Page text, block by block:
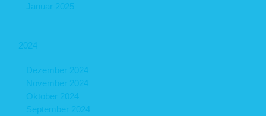
Januar 2025
2024
Dezember 2024
November 2024
Oktober 2024
September 2024